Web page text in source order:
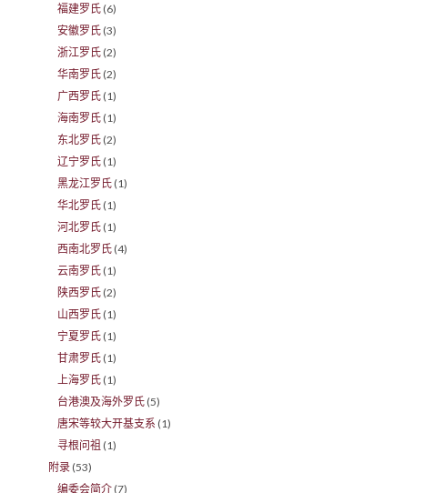
福建罗氏 (6)
安徽罗氏 (3)
浙江罗氏 (2)
华南罗氏 (2)
广西罗氏 (1)
海南罗氏 (1)
东北罗氏 (2)
辽宁罗氏 (1)
黑龙江罗氏 (1)
华北罗氏 (1)
河北罗氏 (1)
西南北罗氏 (4)
云南罗氏 (1)
陕西罗氏 (2)
山西罗氏 (1)
宁夏罗氏 (1)
甘肃罗氏 (1)
上海罗氏 (1)
台港澳及海外罗氏 (5)
唐宋等较大开基支系 (1)
寻根问祖 (1)
附录 (53)
编委会简介 (7)